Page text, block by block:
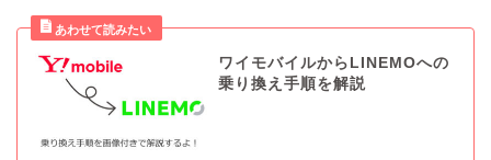
ワイモバイルからLINEMOへの
乗り換え手順を解説